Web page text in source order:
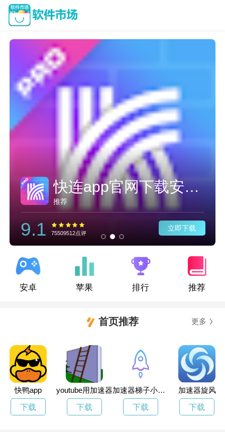
快连app官网下载安卓版
推荐
9.1 75509512点评
立即下载
安卓 苹果 排行 推荐
首页推荐 更多
快鸭app
下载
youtube用加速器
下载
加速器梯子小火箭
下载
加速器旋风
下载